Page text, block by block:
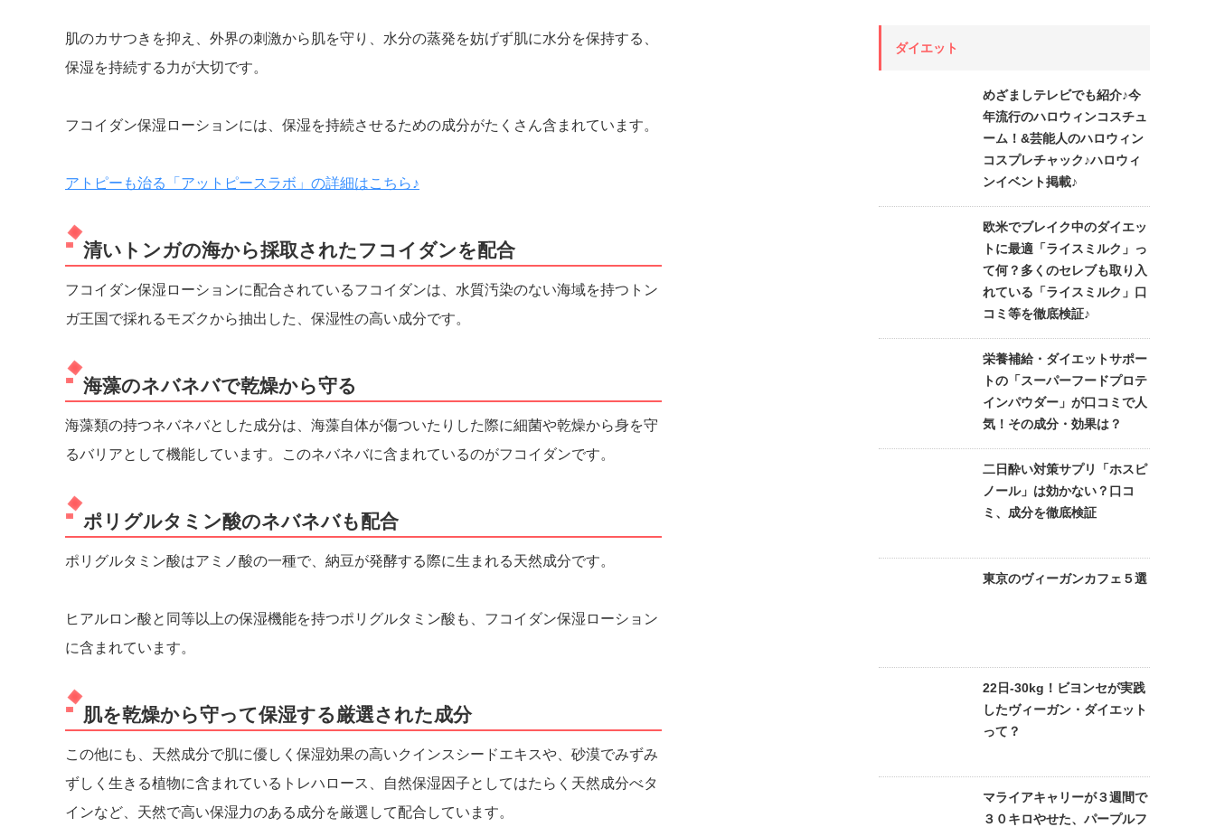
肌のカサつきを抑え、外界の刺激から肌を守り、水分の蒸発を妨げず肌に水分を保持する、
保湿を持続する力が大切です。
フコイダン保湿ローションには、保湿を持続させるための成分がたくさん含まれています。
アトピーも治る「アットピースラボ」の詳細はこちら♪
清いトンガの海から採取されたフコイダンを配合
フコイダン保湿ローションに配合されているフコイダンは、水質汚染のない海域を持つトン
ガ王国で採れるモズクから抽出した、保湿性の高い成分です。
海藻のネバネバで乾燥から守る
海藻類の持つネバネバとした成分は、海藻自体が傷ついたりした際に細菌や乾燥から身を守
るバリアとして機能しています。このネバネバに含まれているのがフコイダンです。
ポリグルタミン酸のネバネバも配合
ポリグルタミン酸はアミノ酸の一種で、納豆が発酵する際に生まれる天然成分です。
ヒアルロン酸と同等以上の保湿機能を持つポリグルタミン酸も、フコイダン保湿ローション
に含まれています。
肌を乾燥から守って保湿する厳選された成分
この他にも、天然成分で肌に優しく保湿効果の高いクインスシードエキスや、砂漠でみずみ
ずしく生きる植物に含まれているトレハロース、自然保湿因子としてはたらく天然成分べタ
インなど、天然で高い保湿力のある成分を厳選して配合しています。
ダイエット
めざましテレビでも紹介♪今
年流行のハロウィンコスチュ
ーム！&芸能人のハロウィン
コスプレチャック♪ハロウィ
ンイベント掲載♪
欧米でブレイク中のダイエッ
トに最適「ライスミルク」っ
て何？多くのセレブも取り入
れている「ライスミルク」口
コミ等を徹底検証♪
栄養補給・ダイエットサポー
トの「スーパーフードプロテ
インパウダー」が口コミで人
気！その成分・効果は？
二日酔い対策サプリ「ホスピ
ノール」は効かない？口コ
ミ、成分を徹底検証
東京のヴィーガンカフェ５選
22日-30kg！ビヨンセが実践
したヴィーガン・ダイエット
って？
マライアキャリーが３週間で
３０キロやせた、パープルフ